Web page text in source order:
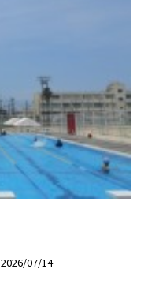
2026/07/14